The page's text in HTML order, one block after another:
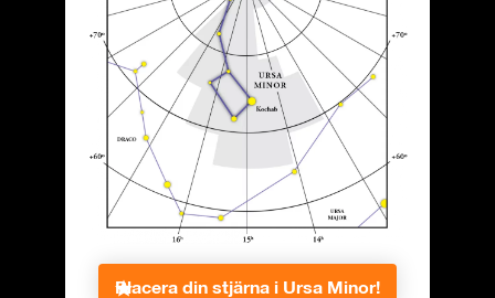
Placera din stjärna i Ursa Minor!